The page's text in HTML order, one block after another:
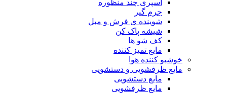
اسپری چند منظوره
جرم گیر
شوینده ی فرش و مبل
شیشه پاک کن
کف شو ها
مایع تمیز کننده
خوشبو کننده هوا
مایع ظرفشویی و دستشویی
مایع دستشویی
مایع ظرفشویی